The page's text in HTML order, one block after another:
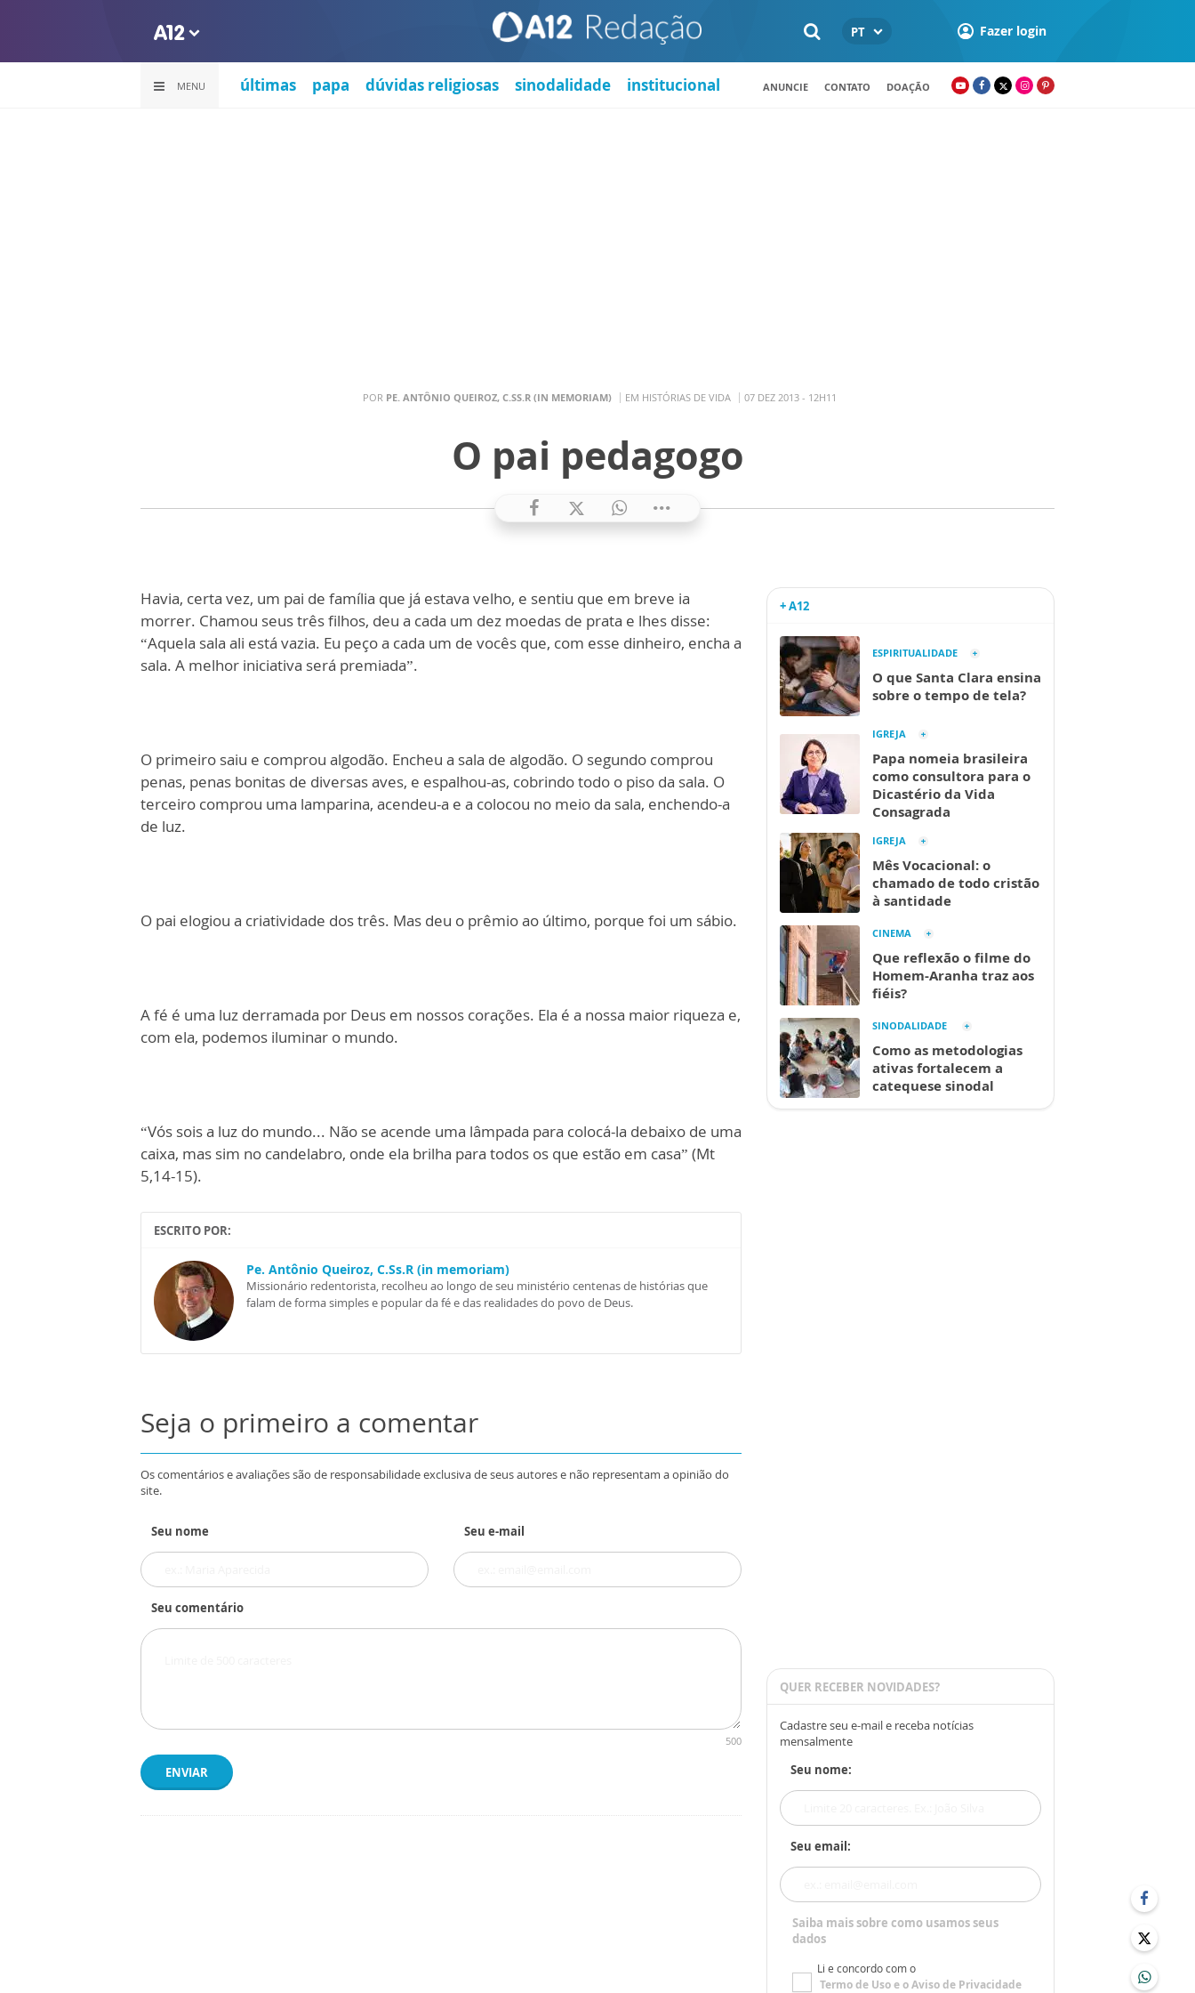
PT Fazer login
MENU últimas papa dúvidas religiosas sinodalidade institucional ANUNCIE CONTATO DOAÇÃO
POR PE. ANTÔNIO QUEIROZ, C.SS.R (IN MEMORIAM) EM HISTÓRIAS DE VIDA 07 DEZ 2013 - 12H11
O pai pedagogo
Havia, certa vez, um pai de família que já estava velho, e sentiu que em breve ia
morrer. Chamou seus três filhos, deu a cada um dez moedas de prata e lhes disse:
“Aquela sala ali está vazia. Eu peço a cada um de vocês que, com esse dinheiro, encha a
sala. A melhor iniciativa será premiada”.
O primeiro saiu e comprou algodão. Encheu a sala de algodão. O segundo comprou
penas, penas bonitas de diversas aves, e espalhou-as, cobrindo todo o piso da sala. O
terceiro comprou uma lamparina, acendeu-a e a colocou no meio da sala, enchendo-a
de luz.
O pai elogiou a criatividade dos três. Mas deu o prêmio ao último, porque foi um sábio.
A fé é uma luz derramada por Deus em nossos corações. Ela é a nossa maior riqueza e,
com ela, podemos iluminar o mundo.
“Vós sois a luz do mundo... Não se acende uma lâmpada para colocá-la debaixo de uma
caixa, mas sim no candelabro, onde ela brilha para todos os que estão em casa” (Mt
5,14-15).
ESCRITO POR:
Pe. Antônio Queiroz, C.Ss.R (in memoriam)
Missionário redentorista, recolheu ao longo de seu ministério centenas de histórias que
falam de forma simples e popular da fé e das realidades do povo de Deus.
Seja o primeiro a comentar
Os comentários e avaliações são de responsabilidade exclusiva de seus autores e não representam a opinião do
site.
Seu nome Seu e-mail
Seu comentário
500
ENVIAR
+ A12
ESPIRITUALIDADE
O que Santa Clara ensina
sobre o tempo de tela?
IGREJA
Papa nomeia brasileira
como consultora para o
Dicastério da Vida
Consagrada
IGREJA
Mês Vocacional: o
chamado de todo cristão
à santidade
CINEMA
Que reflexão o filme do
Homem-Aranha traz aos
fiéis?
SINODALIDADE
Como as metodologias
ativas fortalecem a
catequese sinodal
QUER RECEBER NOVIDADES?
Cadastre seu e-mail e receba notícias
mensalmente
Seu nome:
Seu email:
Saiba mais sobre como usamos seus
dados
Li e concordo com o
Termo de Usoe oAviso de Privacidade